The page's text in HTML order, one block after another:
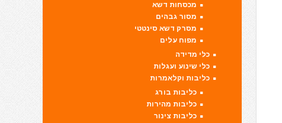
מכסחות דשא
מסור גבהים
מסרק דשא סינטטי
מפוח עלים
כלי מדידה
כלי שינוע ועגלות
כליבות וקלאמרות
כליבות בורג
כליבות מהירות
כליבות צינור